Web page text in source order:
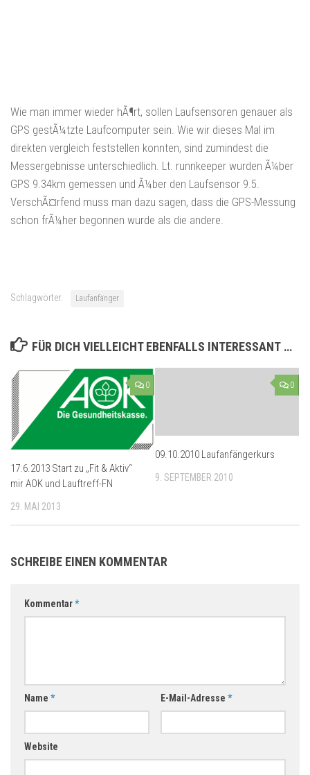
Wie man immer wieder hÃ¶rt, sollen Laufsensoren genauer als
GPS gestÃ¼tzte Laufcomputer sein. Wie wir dieses Mal im
direkten vergleich feststellen konnten, sind zumindest die
Messergebnisse unterschiedlich. Lt. runnkeeper wurden Ã¼ber
GPS 9.34km gemessen und Ã¼ber den Laufsensor 9.5.
VerschÃ¤rfend muss man dazu sagen, dass die GPS-Messung
schon frÃ¼her begonnen wurde als die andere.
Schlagwörter: Laufanfänger
FÜR DICH VIELLEICHT EBENFALLS INTERESSANT …
0
17.6.2013 Start zu „Fit & Aktiv“
mir AOK und Lauftreff-FN
29. MAI 2013
0
09.10.2010 Laufanfängerkurs
9. SEPTEMBER 2010
SCHREIBE EINEN KOMMENTAR
Kommentar*
Name * E-Mail-Adresse *
Website